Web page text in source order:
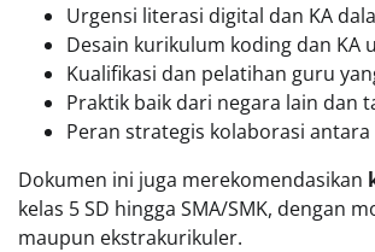
Urgensi literasi digital dan KA
Desain kurikulum koding dan KA
Kualifikasi dan pelatihan guru
Praktik baik dari negara lain dan
Peran strategis kolaborasi
Dokumen ini juga merekomendasikan
kelas 5 SD hingga SMA/SMK, dengan
maupun ekstrakurikuler.